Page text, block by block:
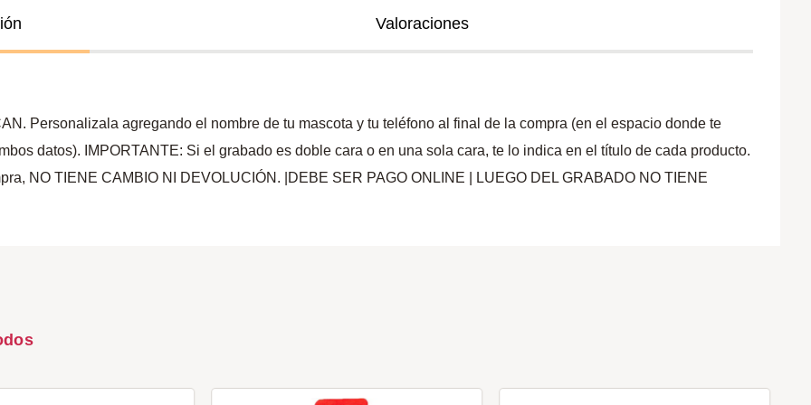
Valoraciones
Personalizala agregando el nombre de tu mascota y tu teléfono al final de la compra (en el espacio donde te
datos). IMPORTANTE: Si el grabado es doble cara o en una sola cara, te lo indica en el título de cada producto.
NO TIENE CAMBIO NI DEVOLUCIÓN. |DEBE SER PAGO ONLINE | LUEGO DEL GRABADO NO TIENE